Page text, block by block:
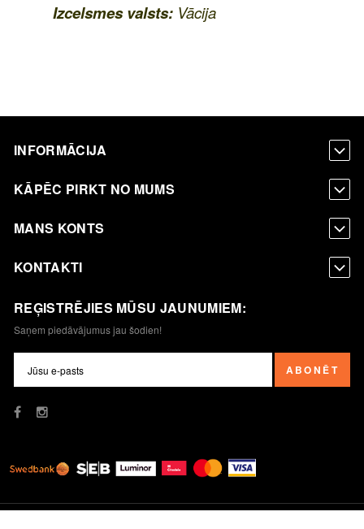
Izcelsmes valsts: Vācija
INFORMĀCIJA
KĀPĒC PIRKT NO MUMS
MANS KONTS
KONTAKTI
REĢISTRĒJIES MŪSU JAUNUMIEM:
Saņem piedāvājumus jau šodien!
ABONĒT